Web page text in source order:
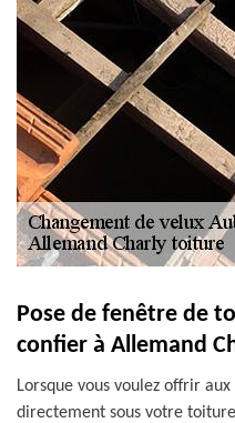
Pose de fenêtre de
confier à Allemand
Lorsque vous voulez offrir
directement sous votre